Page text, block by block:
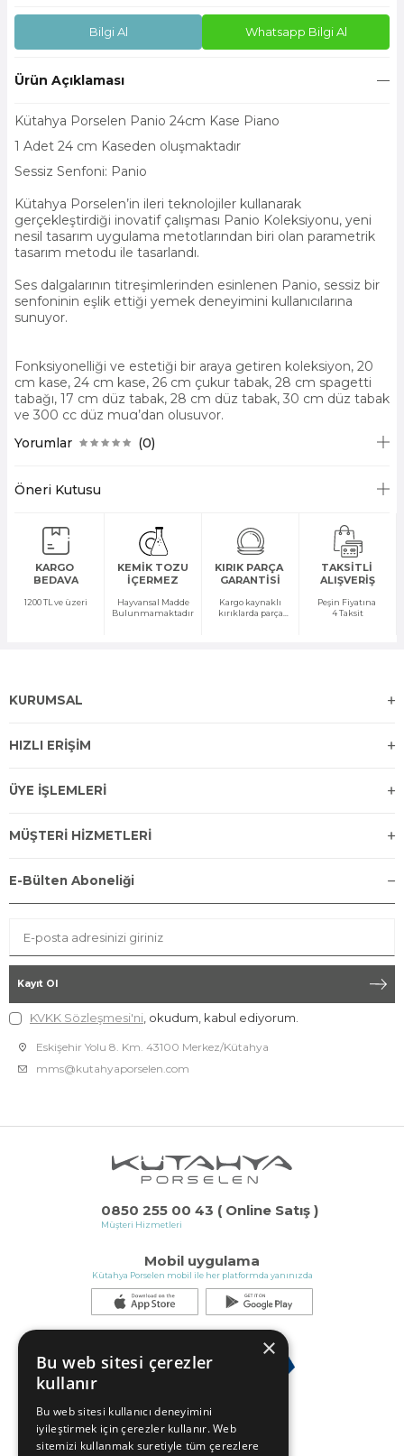
Bilgi Al Whatsapp Bilgi Al
Ürün Açıklaması
Kütahya Porselen Panio 24cm Kase Piano
1 Adet 24 cm Kaseden oluşmaktadır
Sessiz Senfoni: Panio
Kütahya Porselen’in ileri teknolojiler kullanarak
gerçekleştirdiği inovatif çalışması Panio Koleksiyonu, yeni
nesil tasarım uygulama metotlarından biri olan parametrik
tasarım metodu ile tasarlandı.
Ses dalgalarının titreşimlerinden esinlenen Panio, sessiz bir
senfoninin eşlik ettiği yemek deneyimini kullanıcılarına
sunuyor.
Fonksiyonelliği ve estetiği bir araya getiren koleksiyon, 20
cm kase, 24 cm kase, 26 cm çukur tabak, 28 cm spagetti
tabağı, 17 cm düz tabak, 28 cm düz tabak, 30 cm düz tabak
ve 300 cc düz mug’dan oluşuyor.
Yorumlar
(0)
Öneri Kutusu
KARGO
BEDAVA
1200 TL ve üzeri
KEMİK TOZU
İÇERMEZ
Hayvansal Madde
Bulunmamaktadır
KIRIK PARÇA
GARANTİSİ
Kargo kaynaklı
kırıklarda parça
TAKSİTLİ
ALIŞVERİŞ
Peşin Fiyatına
4 Taksit
0850 255 00 43 ( Online Satış )
Müşteri Hizmetleri
Mobil uygulama
Kütahya Porselen mobil ile her platformda yanınızda
KURUMSAL
HIZLI ERİŞİM
ÜYE İŞLEMLERİ
MÜŞTERİ HİZMETLERİ
E-Bülten Aboneliği
Kayıt Ol
KVKK Sözleşmesi'ni , okudum, kabul ediyorum.
Eskişehir Yolu 8. Km. 43100 Merkez/Kütahya
mms@kutahyaporselen.com
×
Bu web sitesi çerezler
kullanır
Bu web sitesi kullanıcı deneyimini
iyileştirmek için çerezler kullanır. Web
sitemizi kullanmak suretiyle tüm çerezlere